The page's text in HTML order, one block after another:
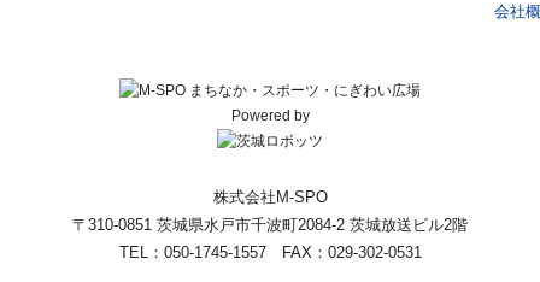
会社
Powered by
株式会社M-SPO
〒310-0851 茨城県水戸市千波町2084-2 茨城放送ビル2階
TEL：050-1745-1557 FAX：029-302-0531